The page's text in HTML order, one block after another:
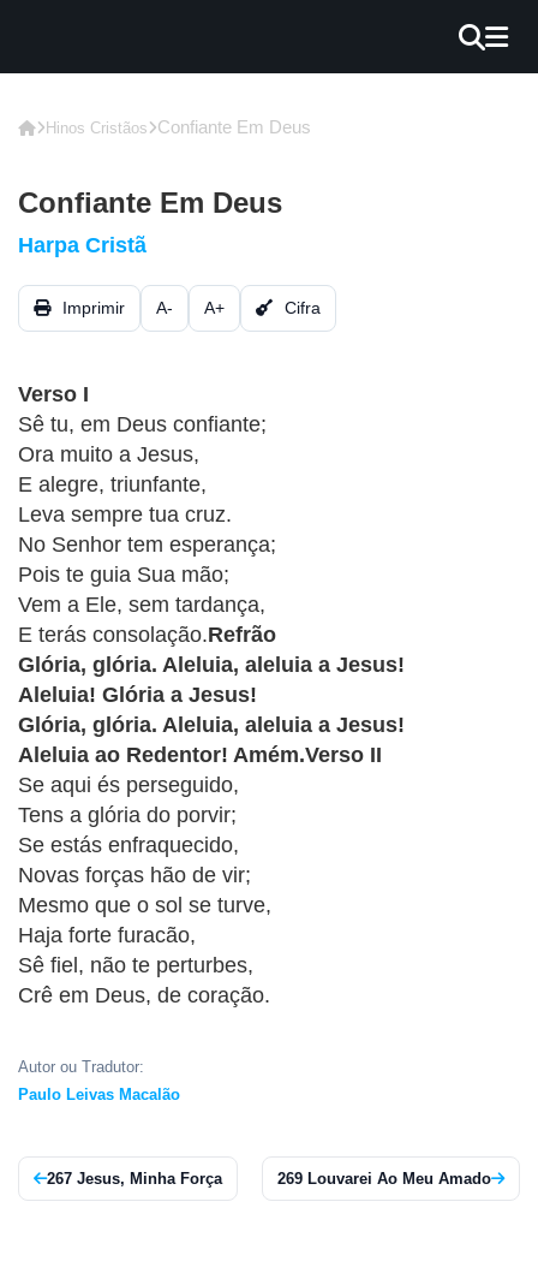
GRÁTIS
GUITAR
CIFRA
VÍDEO
HINOS
CRISTÃOS
TEORIA
MUSICAL
MINI
DOC
REVIEW
PLAYBACK
AUTORES
DA
HARPA
APP
Hinos Cristãos Confiante Em Deus
Confiante Em Deus
Harpa Cristã
Imprimir A- A+ Cifra
Verso I
Sê tu, em Deus confiante;
Ora muito a Jesus,
E alegre, triunfante,
Leva sempre tua cruz.
No Senhor tem esperança;
Pois te guia Sua mão;
Vem a Ele, sem tardança,
E terás consolação.Refrão
Glória, glória. Aleluia, aleluia a Jesus!
Aleluia! Glória a Jesus!
Glória, glória. Aleluia, aleluia a Jesus!
Aleluia ao Redentor! Amém.Verso II
Se aqui és perseguido,
Tens a glória do porvir;
Se estás enfraquecido,
Novas forças hão de vir;
Mesmo que o sol se turve,
Haja forte furacão,
Sê fiel, não te perturbes,
Crê em Deus, de coração.
Autor ou Tradutor:
Paulo Leivas Macalão
267 Jesus, Minha Força 269 Louvarei Ao Meu Amado